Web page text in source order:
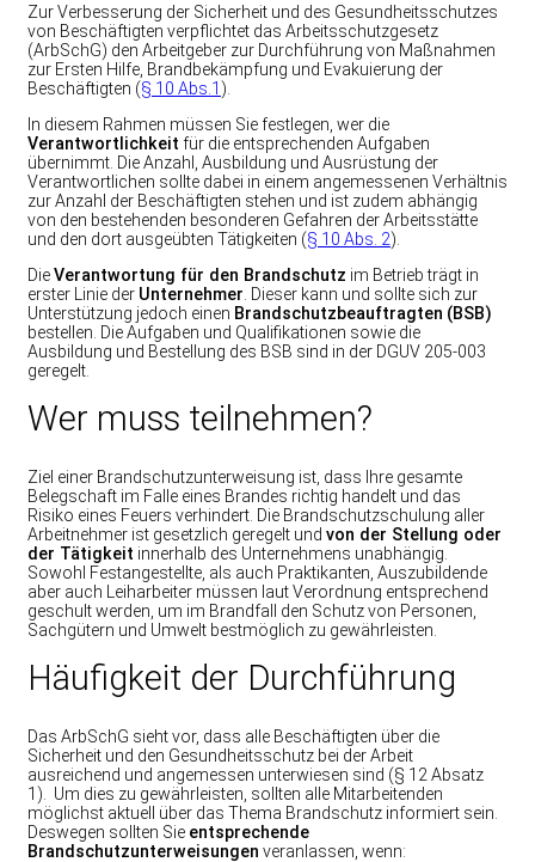
Zur Verbesserung der Sicherheit und des Gesundheitsschutzes
von Beschäftigten verpflichtet das Arbeitsschutzgesetz
(ArbSchG) den Arbeitgeber zur Durchführung von Maßnahmen
zur Ersten Hilfe, Brandbekämpfung und Evakuierung der
Beschäftigten (§ 10 Abs.1 ).
n diesem Rahmen müssen Sie festlegen, wer die
Verantwortlichkeit für die entsprechenden Aufgaben
übernimmt. Die Anzahl, Ausbildung und Ausrüstung der
Verantwortlichen sollte dabei in einem angemessenen Verhältnis
zur Anzahl der Beschäftigten stehen und ist zudem abhängig
von den bestehenden besonderen Gefahren der Arbeitsstätte
und den dort ausgeübten Tätigkeiten (§ 10 Abs. 2).
DieVerantwortung für den Brandschutz im Betrieb trägt in
erster Linie der Unternehmer . Dieser kann und sollte sich zur
Unterstützung jedoch einen Brandschutzbeauftragten (BSB)
bestellen. Die Aufgaben und Qualifikationen sowie die
Ausbildung und Bestellung des BSB sind in der DGUV 205-003
geregelt.
Wer muss teilnehmen?
Ziel einer Brandschutzunterweisung ist, dass Ihre gesamte
Belegschaft im Falle eines Brandes richtig handelt und das
Risiko eines Feuers verhindert. Die Brandschutzschulung aller
Arbeitnehmer ist gesetzlich geregelt und von der Stellung oder
der Tätigkeit innerhalb des Unternehmens unabhängig.
Sowohl Festangestellte, als auch Praktikanten, Auszubildende
aber auch Leiharbeiter müssen laut Verordnung entsprechend
geschult werden, um im Brandfall den Schutz von Personen,
Sachgütern und Umwelt bestmöglich zu gewährleisten.
Häufigkeit der Durchführung
Das ArbSchG sieht vor, dass alle Beschäftigten über die
Sicherheit und den Gesundheitsschutz bei der Arbeit
ausreichend und angemessen unterwiesen sind (§ 12 Absatz
1). Um dies zu gewährleisten, sollten alle Mitarbeitenden
möglichst aktuell über das Thema Brandschutz informiert sein.
Deswegen sollten Sie entsprechende
Brandschutzunterweisungen veranlassen, wenn: